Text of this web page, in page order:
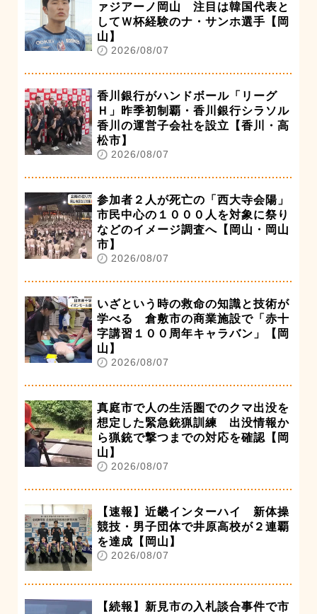
ァジアーノ岡山 注目は韓国代表と
してＷ杯経験のナ・サンホ選手【岡
山】
2026/08/07
香川銀行がハンドボール「リーグ
Ｈ」昨季初制覇・香川銀行シラソル
香川の運営子会社を設立【香川・高
松市】
2026/08/07
参加者２人が死亡の「西大寺会陽」
市民中心の１０００人を対象に祭り
などのイメージ調査へ【岡山・岡山
市】
2026/08/07
いざという時の救命の知識と技術が
学べる 倉敷市の商業施設で「赤十
字講習１００周年キャラバン」【岡
山】
2026/08/07
真庭市で人の生活圏でのクマ出没を
想定した緊急銃猟訓練 出没情報か
ら猟銃で撃つまでの対応を確認【岡
山】
2026/08/07
【速報】近畿インターハイ 新体操
競技・男子団体で井原高校が２連覇
を達成【岡山】
2026/08/07
【続報】新見市の入札談合事件で市